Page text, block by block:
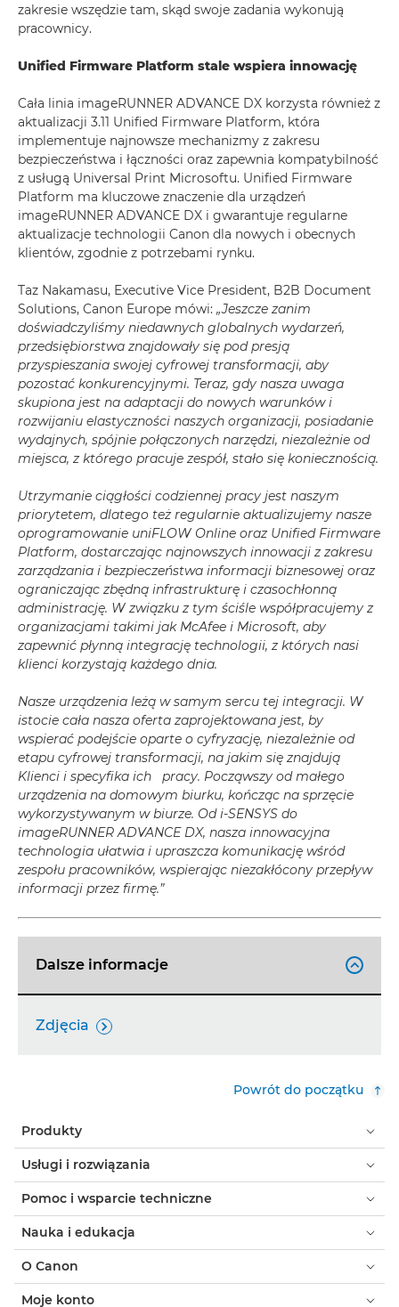
zakresie wszędzie tam, skąd swoje zadania wykonują
pracownicy.
Unified Firmware Platform stale wspiera innowację
Cała linia imageRUNNER ADVANCE DX korzysta również z
aktualizacji 3.11 Unified Firmware Platform, która
implementuje najnowsze mechanizmy z zakresu
bezpieczeństwa i łączności oraz zapewnia kompatybilność
z usługą Universal Print Microsoftu. Unified Firmware
Platform ma kluczowe znaczenie dla urządzeń
imageRUNNER ADVANCE DX i gwarantuje regularne
aktualizacje technologii Canon dla nowych i obecnych
klientów, zgodnie z potrzebami rynku.
Taz Nakamasu, Executive Vice President, B2B Document
Solutions, Canon Europe mówi: „Jeszcze zanim
doświadczyliśmy niedawnych globalnych wydarzeń,
przedsiębiorstwa znajdowały się pod presją
przyspieszania swojej cyfrowej transformacji, aby
pozostać konkurencyjnymi. Teraz, gdy nasza uwaga
skupiona jest na adaptacji do nowych warunków i
rozwijaniu elastyczności naszych organizacji, posiadanie
wydajnych, spójnie połączonych narzędzi, niezależnie od
miejsca, z którego pracuje zespół, stało się koniecznością.
Utrzymanie ciągłości codziennej pracy jest naszym
priorytetem, dlatego też regularnie aktualizujemy nasze
oprogramowanie uniFLOW Online oraz Unified Firmware
Platform, dostarczając najnowszych innowacji z zakresu
zarządzania i bezpieczeństwa informacji biznesowej oraz
ograniczając zbędną infrastrukturę i czasochłonną
administrację. W związku z tym ściśle współpracujemy z
organizacjami takimi jak McAfee i Microsoft, aby
zapewnić płynną integrację technologii, z których nasi
klienci korzystają każdego dnia.
Nasze urządzenia leżą w samym sercu tej integracji. W
istocie cała nasza oferta zaprojektowana jest, by
wspierać podejście oparte o cyfryzację, niezależnie od
etapu cyfrowej transformacji, na jakim się znajdują
Klienci i specyfika ich pracy. Począwszy od małego
urządzenia na domowym biurku, kończąc na sprzęcie
wykorzystywanym w biurze. Od i-SENSYS do
imageRUNNER ADVANCE DX, nasza innowacyjna
technologia ułatwia i upraszcza komunikację wśród
zespołu pracowników, wspierając niezakłócony przepływ
informacji przez firmę.”
Dalsze informacje 
Zdjęcia 
Powrót do początku
Produkty
Usługi i rozwiązania
Pomoc i wsparcie techniczne
Nauka i edukacja
O Canon
Moje konto